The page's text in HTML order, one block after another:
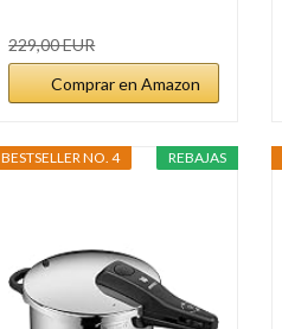
229,00 EUR
Comprar en Amazon
REBAJAS
BESTSELLER NO. 4